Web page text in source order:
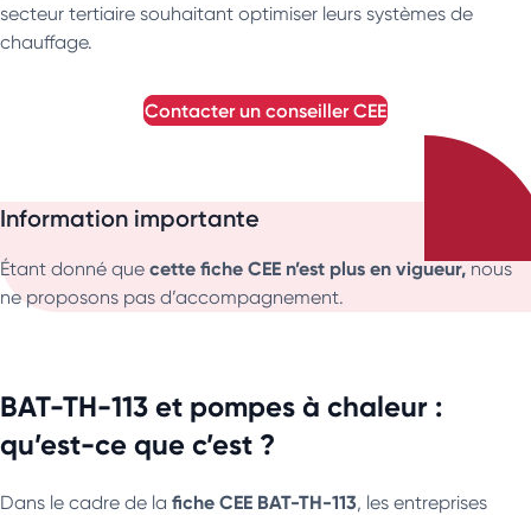
secteur tertiaire souhaitant optimiser leurs systèmes de
chauffage.
contacter un conseillerCEE
Information importante
Étant donné que cette fiche CEE n’est plus en vigueur,nous
ne proposons pas d’accompagnement.
BAT-TH-113 et pompes à chaleur :
qu’est-ce que c’est ?
Dans le cadre de la fiche CEE BAT-TH-113, les entreprises